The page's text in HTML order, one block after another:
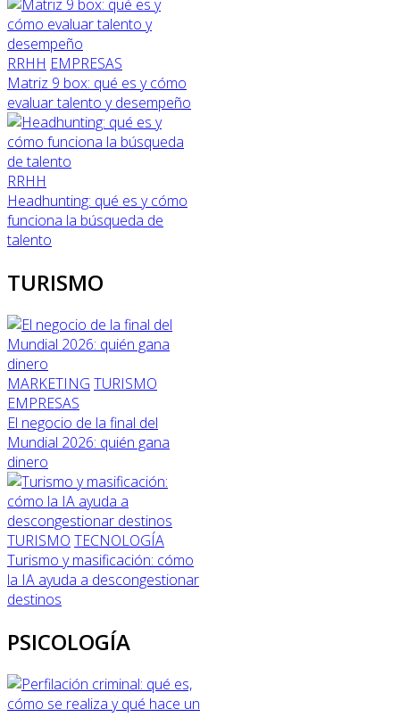
RRHH EMPRESAS
Matriz 9 box: qué es y cómo
evaluar talento y desempeño
RRHH
Headhunting: qué es y cómo
funciona la búsqueda de
talento
TURISMO
MARKETING TURISMO
EMPRESAS
El negocio de la final del
Mundial 2026: quién gana
dinero
TURISMO TECNOLOGÍA
Turismo y masificación: cómo
la IA ayuda a descongestionar
destinos
PSICOLOGÍA